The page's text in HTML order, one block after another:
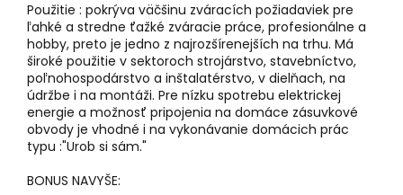
Použitie : pokrýva väčšinu zváracích požiadaviek pre
ľahké a stredne ťažké zváracie práce, profesionálne a
hobby, preto je jedno z najrozšírenejších na trhu. Má
široké použitie v sektoroch strojárstvo, stavebníctvo,
poľnohospodárstvo a inštalatérstvo, v dielňach, na
údržbe i na montáži. Pre nízku spotrebu elektrickej
energie a možnosť pripojenia na domáce zásuvkové
obvody je vhodné i na vykonávanie domácich prác
typu :"Urob si sám."
BONUS NAVYŠE: